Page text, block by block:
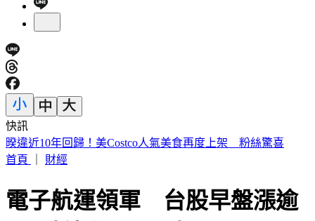
快訊
英仙座流星雨將登場！當晚幾乎無月光干擾 最佳觀賞時機曝
首頁
財經
電子航運領軍 台股早盤漲逾